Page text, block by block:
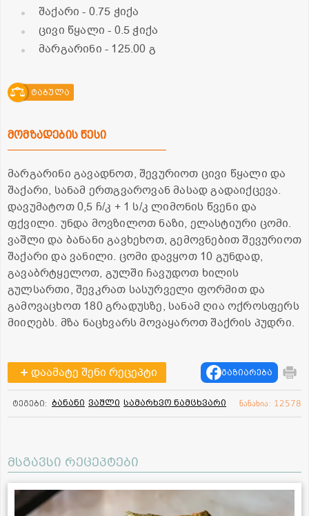
შაქარი- 0.75 ჭიქა
ცივი წყალი- 0.5 ჭიქა
მარგარინი - 125.00 გ
ტაბულა
მომზადების წესი
მარგარინი გავადნოთ, შევურიოთ ცივი წყალი და
შაქარი, სანამ ერთგვაროვან მასად გადაიქცევა.
დავუმატოთ 0,5 ჩ/კ + 1 ს/კ ლიმონის წვენი და
ფქვილი. უნდა მოვზილოთ ნაზი, ელასტიური ცომი.
ვაშლი და ბანანი გავხეხოთ, გემოვნებით შევურიოთ
შაქარი და ვანილი. ცომი დავყოთ 10 გუნდად,
გავაბრტყელოთ, გულში ჩავუდოთ ხილის
გულსართი, შევკრათ სასურველი ფორმით და
გამოვაცხოთ 180 გრადუსზე, სანამ ღია ოქროსფერს
მიიღებს. მზა ნაცხვარს მოვაყაროთ შაქრის პუდრი.
დაამატე შენი რეცეპტი გაზიარება
ტეგები: ბანანი ვაშლი სამარხვო ნამცხვარი ნანახია: 12578
მსგავსი რეცეპტები